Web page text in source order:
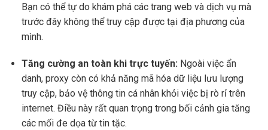
Bạn có thể tự do khám phá các trang web và dịch vụ mà
trước đây không thể truy cập được tại địa phương của
mình.
Tăng cường an toàn khi trực tuyến: Ngoài việc ẩn
danh, proxy còn có khả năng mã hóa dữ liệu lưu lượng
truy cập, bảo vệ thông tin cá nhân khỏi việc bị rò rỉ trên
internet. Điều này rất quan trọng trong bối cảnh gia tăng
các mối đe dọa từ tin tặc.